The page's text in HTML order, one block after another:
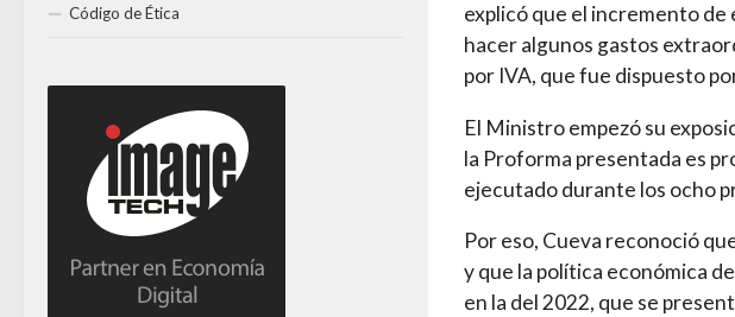
explicó que el incremento de
hacer algunos gastos
por IVA, que fue dispuesto
El Ministro empezó su
la Proforma presentada es
ejecutado durante los ocho
Por eso, Cueva reconoció
y que la política económica
en la del 2022, que se
Código de Ética